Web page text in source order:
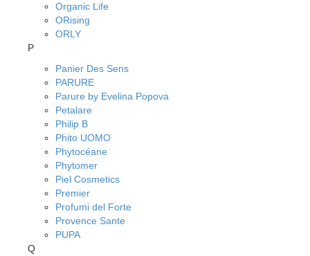
Organic Life
ORising
ORLY
P
Panier Des Sens
PARURE
Parure by Evelina Popova
Petalare
Philip B
Phito UOMO
Phytocéane
Phytomer
Piel Cosmetics
Premier
Profumi del Forte
Provence Sante
PUPA
Q